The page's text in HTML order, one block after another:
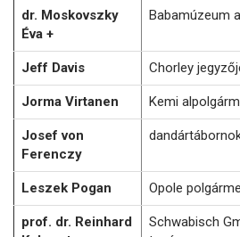
dr. Moskovszky
Éva +
Babamúzeum
Jeff Davis Chorley
Jorma Virtanen Kemi
Josef von
Ferenczy
Leszek Pogan Opole
prof. dr. Reinhard
Schwabisch